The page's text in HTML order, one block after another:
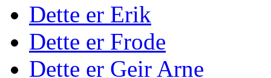
Dette er Erik
Dette er Frode
Dette er Geir Arne